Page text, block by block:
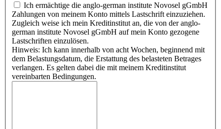
Ich ermächtige die anglo-german institute Novosel gGmbH
Zahlungen von meinem Konto mittels Lastschrift einzuziehen.
Zugleich weise ich mein Kreditinstitut an, die von der anglo-
german institute Novosel gGmbH auf mein Konto gezogene
Lastschriften einzulösen.
Hinweis: Ich kann innerhalb von acht Wochen, beginnend mit
dem Belastungsdatum, die Erstattung des belasteten Betrages
verlangen. Es gelten dabei die mit meinem Kreditinstitut
vereinbarten Bedingungen.